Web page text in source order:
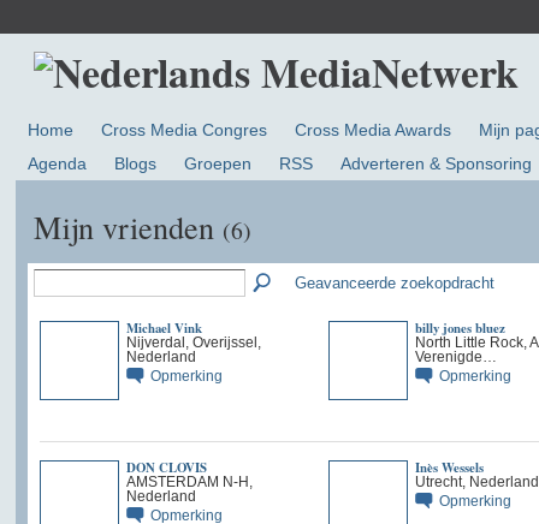
Home Cross Media Congres Cross Media Awards
Mijn
Agenda
Blogs Groepen RSS Adverteren & Sponsoring
Mijn vrienden (6)
Geavanceerde zoekopdracht
Michael Vink
Nijverdal, Overijssel,
Nederland
Opmerking
billy jones bluez
North Little Rock,
Verenigde…
Opmerking
DON CLOVIS
AMSTERDAM N-H,
Nederland
Opmerking
Inès Wessels
Utrecht, Nederland
Opmerking